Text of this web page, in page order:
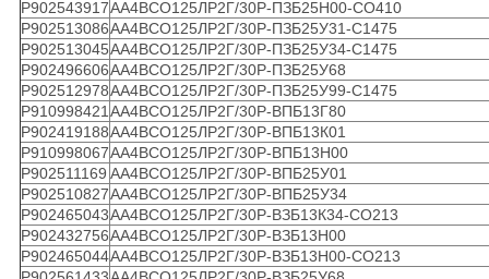
Р902543917АА4ВСО125ЛР2Г/30Р-ПЗБ25Н00-СО410
Р902513086АА4ВСО125ЛР2Г/30Р-ПЗБ25У31-С1475
Р902513045АА4ВСО125ЛР2Г/30Р-ПЗБ25У34-С1475
Р902496606АА4ВСО125ЛР2Г/30Р-ПЗБ25У68
Р902512978АА4ВСО125ЛР2Г/30Р-ПЗБ25У99-С1475
Р910998421 АА4ВСО125ЛР2Г/30Р-ВПБ13Г80
Р902419188АА4ВСО125ЛР2Г/30Р-ВПБ13К01
Р910998067АА4ВСО125ЛР2Г/30Р-ВПБ13Н00
Р902511169 АА4ВСО125ЛР2Г/30Р-ВПБ25У01
Р902510827АА4ВСО125ЛР2Г/30Р-ВПБ25У34
Р902465043АА4ВСО125ЛР2Г/30Р-ВЗБ13К34-СО213
Р902432756АА4ВСО125ЛР2Г/30Р-ВЗБ13Н00
Р902465044АА4ВСО125ЛР2Г/30Р-ВЗБ13Н00-СО213